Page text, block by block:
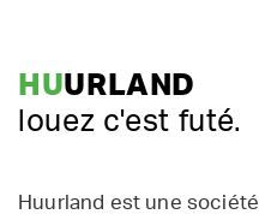
HUURLAND
louez c'est futé.
Huurland est une